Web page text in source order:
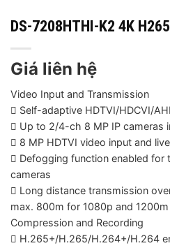
DS-7208HTHI-K2 4K
Giá liên hệ
Video Input and Transmission
 Self-adaptive HDTVI/HDCVI/
 Up to 2/4-ch 8 MP IP cameras
 8 MP HDTVI video input and
 Defogging function enabled for
cameras
 Long distance transmission
max. 800m for 1080p and
Compression and Recording
 H.265+/H.265/H.264+/H.264